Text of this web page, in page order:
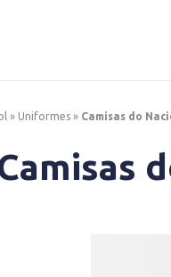
» Uniformes » Camisas do